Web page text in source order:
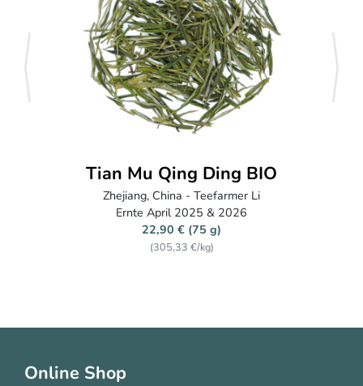
Tian Mu Qing Ding BIO
Zhejiang, China - Teefarmer Li
Ernte April 2025 & 2026
22,90 € (75 g)
(305,33 €/kg)
zurück
Online Shop